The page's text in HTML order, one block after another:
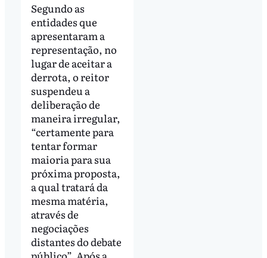
Segundo as
entidades que
apresentaram a
representação, no
lugar de aceitar a
derrota, o reitor
suspendeu a
deliberação de
maneira irregular,
“certamente para
tentar formar
maioria para sua
próxima proposta,
a qual tratará da
mesma matéria,
através de
negociações
distantes do debate